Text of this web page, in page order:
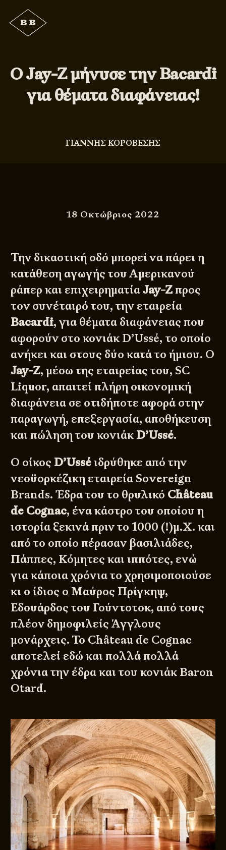
Ο Jay-Z μήνυσε την Bacardi
για θέματα διαφάνειας!
ΓΙΑΝΝΗΣ ΚΟΡΟΒΕΣΗΣ
18 Οκτώβριος 2022
Την δικαστική οδό μπορεί να πάρει η
κατάθεση αγωγής του Αμερικανού
ράπερ και επιχειρηματίαJay-Z προς
τον συνέταιρό του, την εταιρεία
Bacardi, για θέματα διαφάνειας που
αφορούν στο κονιάκ D’Ussé, το οποίο
ανήκει και στους δύο κατά το ήμισυ. Ο
Jay-Z, μέσω της εταιρείας του, SC
Liquor, απαιτεί πλήρη οικονομική
διαφάνεια σε οτιδήποτε αφορά στην
παραγωγή, επεξεργασία, αποθήκευση
και πώληση του κονιάκ D’Ussé.
Ο οίκος D’Usséιδρύθηκε από την
νεοϋορκέζικη εταιρεία Sovereign
Brands. Έδρα του το θρυλικό Château
de Cognac, ένα κάστρο του οποίου η
ιστορία ξεκινά πριν το 1000 (!)μ.Χ. και
από το οποίο πέρασαν βασιλιάδες,
Πάππες, Κόμητες και ιππότες, ενώ
για κάποια χρόνια το χρησιμοποιούσε
κι ο ίδιος ο Μαύρος Πρίγκηψ,
Εδουάρδος του Γούντστοκ, από τους
πλέον δημοφιλείς Άγγλους
μονάρχεις. Το Château de Cognac
αποτελεί εδώ και πολλά πολλά
χρόνια την έδρα και του κονιάκ Baron
Otard.